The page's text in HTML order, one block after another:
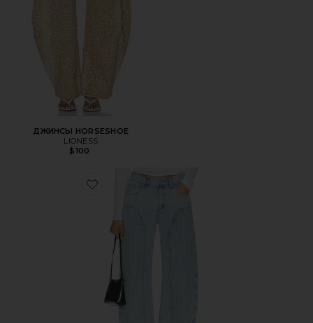
ДЖИНСЫ HORSESHOE
LIONESS
$100
Favorite ДЖИНСЫ CAMILE